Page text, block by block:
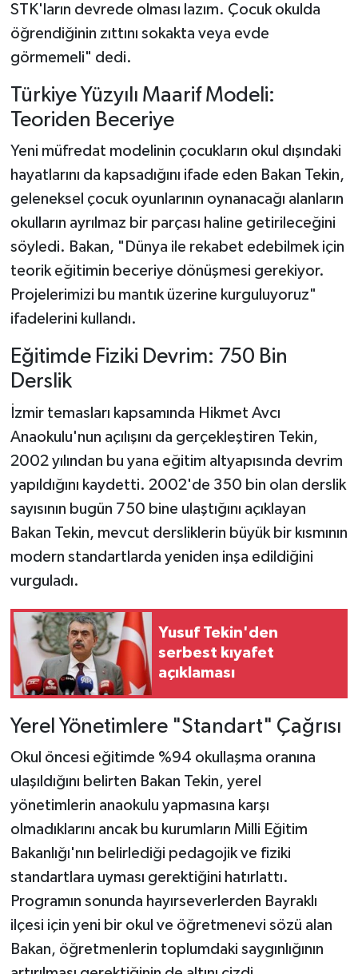
STK'ların devrede olması lazım. Çocuk okulda
öğrendiğinin zıttını sokakta veya evde
görmemeli" dedi.
Türkiye Yüzyılı Maarif Modeli:
Teoriden Beceriye
Yeni müfredat modelinin çocukların okul dışındaki
hayatlarını da kapsadığını ifade eden Bakan Tekin,
geleneksel çocuk oyunlarının oynanacağı alanların
okulların ayrılmaz bir parçası haline getirileceğini
söyledi. Bakan, "Dünya ile rekabet edebilmek için
teorik eğitimin beceriye dönüşmesi gerekiyor.
Projelerimizi bu mantık üzerine kurguluyoruz"
ifadelerini kullandı.
Eğitimde Fiziki Devrim: 750 Bin
Derslik
İzmir temasları kapsamında Hikmet Avcı
Anaokulu'nun açılışını da gerçekleştiren Tekin,
2002 yılından bu yana eğitim altyapısında devrim
yapıldığını kaydetti. 2002'de 350 bin olan derslik
sayısının bugün 750 bine ulaştığını açıklayan
Bakan Tekin, mevcut dersliklerin büyük bir kısmının
modern standartlarda yeniden inşa edildiğini
vurguladı.
Yusuf Tekin'den
serbest kıyafet
açıklaması
Yerel Yönetimlere "Standart" Çağrısı
Okul öncesi eğitimde %94 okullaşma oranına
ulaşıldığını belirten Bakan Tekin, yerel
yönetimlerin anaokulu yapmasına karşı
olmadıklarını ancak bu kurumların Milli Eğitim
Bakanlığı'nın belirlediği pedagojik ve fiziki
standartlara uyması gerektiğini hatırlattı.
Programın sonunda hayırseverlerden Bayraklı
ilçesi için yeni bir okul ve öğretmenevi sözü alan
Bakan, öğretmenlerin toplumdaki saygınlığının